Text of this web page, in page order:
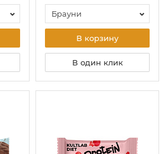
Брауни
В корзину
В один клик